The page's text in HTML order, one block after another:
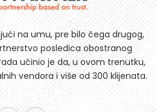
na umu, pre bilo čega drugog,
posledica obostranog
učinio je da, u ovom trenutku,
vendora i više od 300 klijenata.